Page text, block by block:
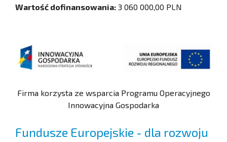
Wartość dofinansowania: 3 060 000,00 PLN
Firma korzysta ze wsparcia Programu Operacyjnego
Innowacyjna Gospodarka
Fundusze Europejskie - dla rozwoju